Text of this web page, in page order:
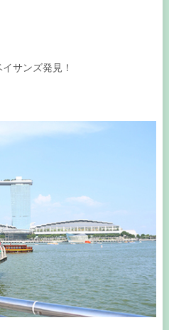
サンズ発見！